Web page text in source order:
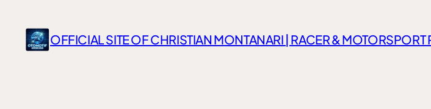
OFFICIAL SITE OF CHRISTIAN MONTANARI | RACER & MOTORSPORT